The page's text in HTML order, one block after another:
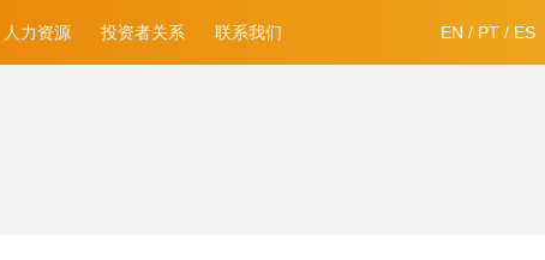
EN / PT / ES
人力资源 投资者关系 联系我们